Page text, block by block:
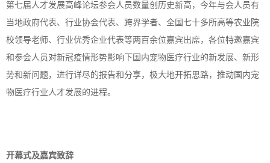
第七届人才发展高峰论坛参会人员数量创历史新高，今年与会人员有
当地政府代表、行业协会代表、跨界学者、全国七十多所高等农业院
校领导老师、行业优秀企业代表等两百余位嘉宾出席，各位特邀嘉宾
和参会人员对新冠疫情形势影响下国内宠物医疗行业的新发展、新形
势和新问题，进行详尽的报告和分享，极大地开拓思路，推动国内宠
物医疗行业人才发展的进程。
开幕式及嘉宾致辞